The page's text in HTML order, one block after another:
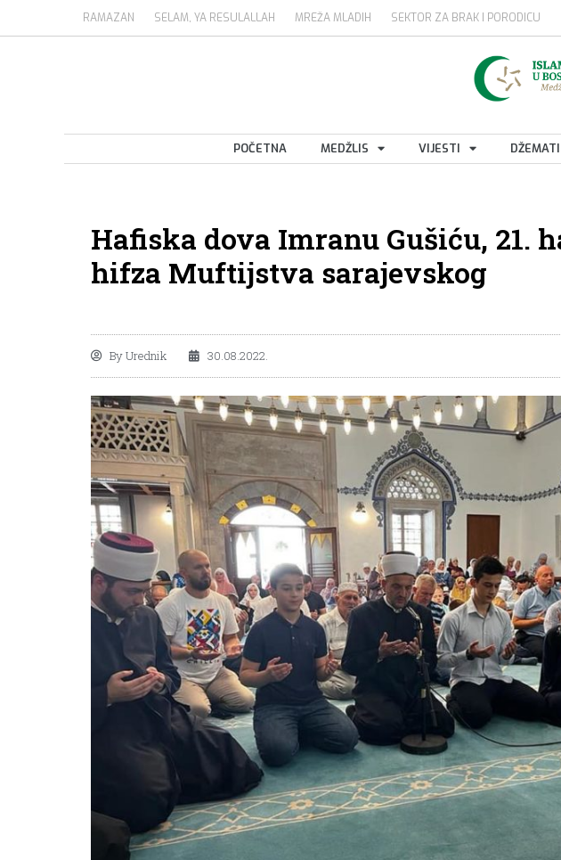
RAMAZAN SELAM, YA RESULALLAH MREŽA MLADIH SEKTOR ZA BRAK I PORODICU
POČETNA MEDŽLIS VIJESTI DŽEMATI
Hafiska dova Imranu Gušiću, 21.
hifza Muftijstva sarajevskog
ByUrednik 30.08.2022.